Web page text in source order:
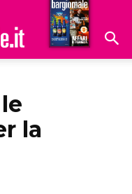
Hoteldomani
la